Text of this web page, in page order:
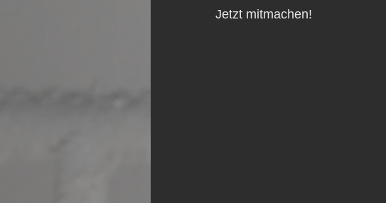
Jetzt mitmachen!